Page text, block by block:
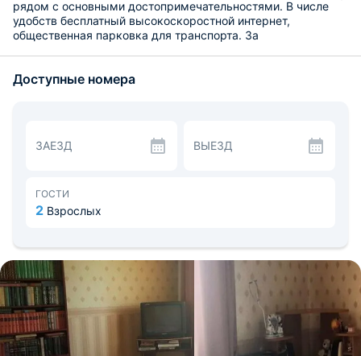
рядом с основными достопримечательностями. В числе
удобств бесплатный высокоскоростной интернет,
общественная парковка для транспорта. За
Для размещения доступны двухместные и
Питание здесь не предусмотрено. Гости могут посетить
кафе, столовые и рестораны, которые находятся в
краеведческий музей, Брусенский монастырь, церковь
Воскресения Словущего. Расстояние до аэропорта
Доступные номера
ЗАЕЗД ВЫЕЗД
ГОСТИ
2 Взрослых